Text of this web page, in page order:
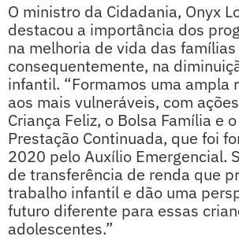
O ministro da Cidadania, Onyx
destacou a importância dos
na melhoria de vida das famílias
consequentemente, na
infantil. “Formamos uma ampla
aos mais vulneráveis, com
Criança Feliz, o Bolsa Família e
Prestação Continuada, que foi
2020 pelo Auxílio Emergencial.
de transferência de renda que
trabalho infantil e dão uma
futuro diferente para essas
adolescentes.”